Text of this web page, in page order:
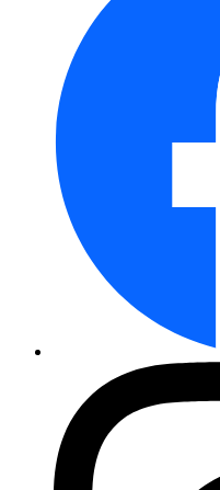
Garten-Seidenpflanze Soulmate
Duftnessel Blue Fortune